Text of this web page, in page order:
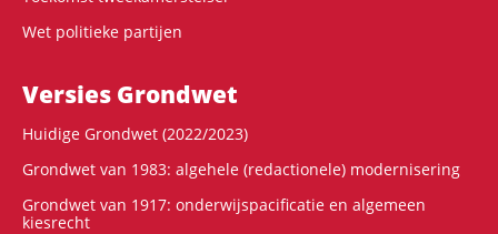
Wet politieke partijen
Versies Grondwet
Huidige Grondwet (2022/2023)
Grondwet van 1983: algehele (redactionele) modernisering
Grondwet van 1917: onderwijspacificatie en algemeen
kiesrecht